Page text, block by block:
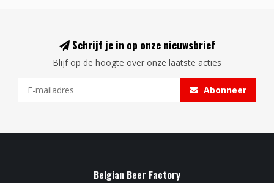
Schrijf je in op onze nieuwsbrief
Blijf op de hoogte over onze laatste acties
Abonneer
Belgian Beer Factory